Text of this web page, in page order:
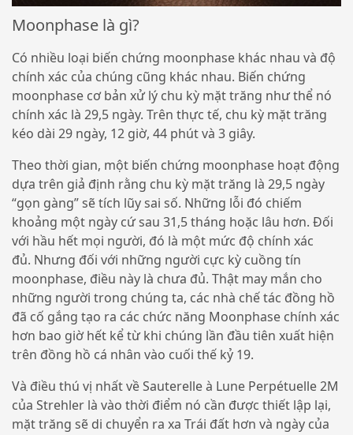
Moonphase là gì?
Có nhiều loại biến chứng moonphase khác nhau và độ
chính xác của chúng cũng khác nhau. Biến chứng
moonphase cơ bản xử lý chu kỳ mặt trăng như thể nó
chính xác là 29,5 ngày. Trên thực tế, chu kỳ mặt trăng
kéo dài 29 ngày, 12 giờ, 44 phút và 3 giây.
Theo thời gian, một biến chứng moonphase hoạt động
dựa trên giả định rằng chu kỳ mặt trăng là 29,5 ngày
“gọn gàng” sẽ tích lũy sai số. Những lỗi đó chiếm
khoảng một ngày cứ sau 31,5 tháng hoặc lâu hơn. Đối
với hầu hết mọi người, đó là một mức độ chính xác
đủ. Nhưng đối với những người cực kỳ cuồng tín
moonphase, điều này là chưa đủ. Thật may mắn cho
những người trong chúng ta, các nhà chế tác đồng hồ
đã cố gắng tạo ra các chức năng Moonphase chính xác
hơn bao giờ hết kể từ khi chúng lần đầu tiên xuất hiện
trên đồng hồ cá nhân vào cuối thế kỷ 19.
Và điều thú vị nhất về Sauterelle à Lune Perpétuelle 2M
của Strehler là vào thời điểm nó cần được thiết lập lại,
mặt trăng sẽ di chuyển ra xa Trái đất hơn và ngày của